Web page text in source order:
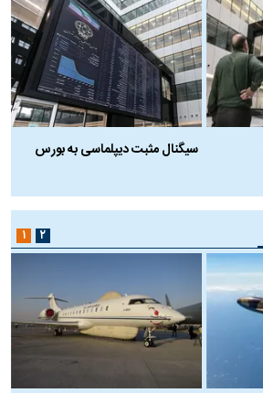
سیگنال مثبت دیپلماسی به بورس
۱ ۲